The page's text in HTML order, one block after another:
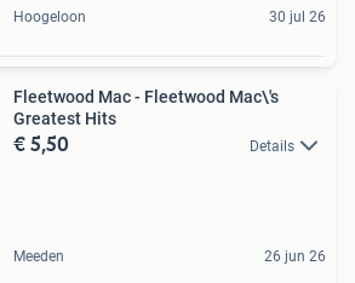
Hoogeloon 30 jul 26
Fleetwood Mac - Fleetwood Mac\'s
Greatest Hits
€ 5,50 Details
Meeden 26 jun 26